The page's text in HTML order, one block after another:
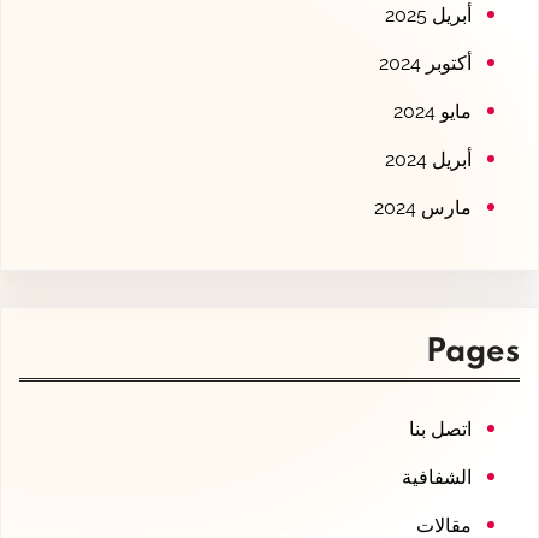
أبريل 2025
أكتوبر 2024
مايو 2024
أبريل 2024
مارس 2024
Pages
اتصل بنا
الشفافية
مقالات